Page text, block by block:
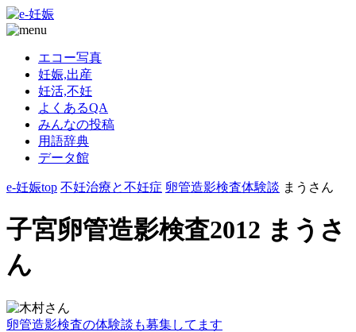
エコー写真
妊娠,出産
妊活,不妊
よくあるQA
みんなの投稿
用語辞典
データ館
e-妊娠top 不妊治療と不妊症 卵管造影検査体験談 まうさん
子宮卵管造影検査2012 まうさ
ん
卵管造影検査の体験談も募集してます